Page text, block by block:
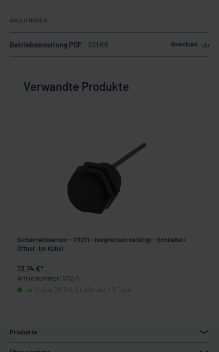
ANLEITUNGEN
Betriebsanleitung PDF 931 KB download
Verwandte Produkte
Sicherheitssensor - 171271 - magnetisch betätigt - Schließer/
Öffner, 1m Kabel
73,74 €*
Artikelnummer: 171271
verfügbar (15 Stk.), Lieferzeit 1-3 Tage
Produkte